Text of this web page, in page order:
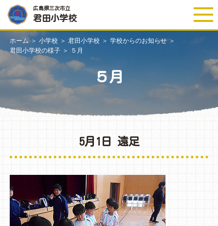
広島県三次市立
君田小学校
ホーム ＞ 小学校 ＞ 君田小学校 ＞ 学校からのお知らせ＞
君田小学校の様子 ＞ ５月
５月
5月1日 遠足